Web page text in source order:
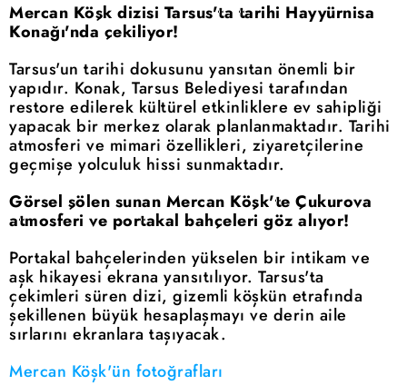
Mercan Köşk dizisi Tarsus'ta tarihi Hayyürnisa
Konağı'nda çekiliyor!
Tarsus'un tarihi dokusunu yansıtan önemli bir
yapıdır. Konak, Tarsus Belediyesi tarafından
restore edilerek kültürel etkinliklere ev sahipliği
yapacak bir merkez olarak planlanmaktadır. Tarihi
atmosferi ve mimari özellikleri, ziyaretçilerine
geçmişe yolculuk hissi sunmaktadır.
Görsel şölen sunan Mercan Köşk'te Çukurova
atmosferi ve portakal bahçeleri göz alıyor!
Portakal bahçelerinden yükselen bir intikam ve
aşk hikayesi ekrana yansıtılıyor. Tarsus'ta
çekimleri süren dizi, gizemli köşkün etrafında
şekillenen büyük hesaplaşmayı ve derin aile
sırlarını ekranlara taşıyacak.
Mercan Köşk'ün fotoğrafları